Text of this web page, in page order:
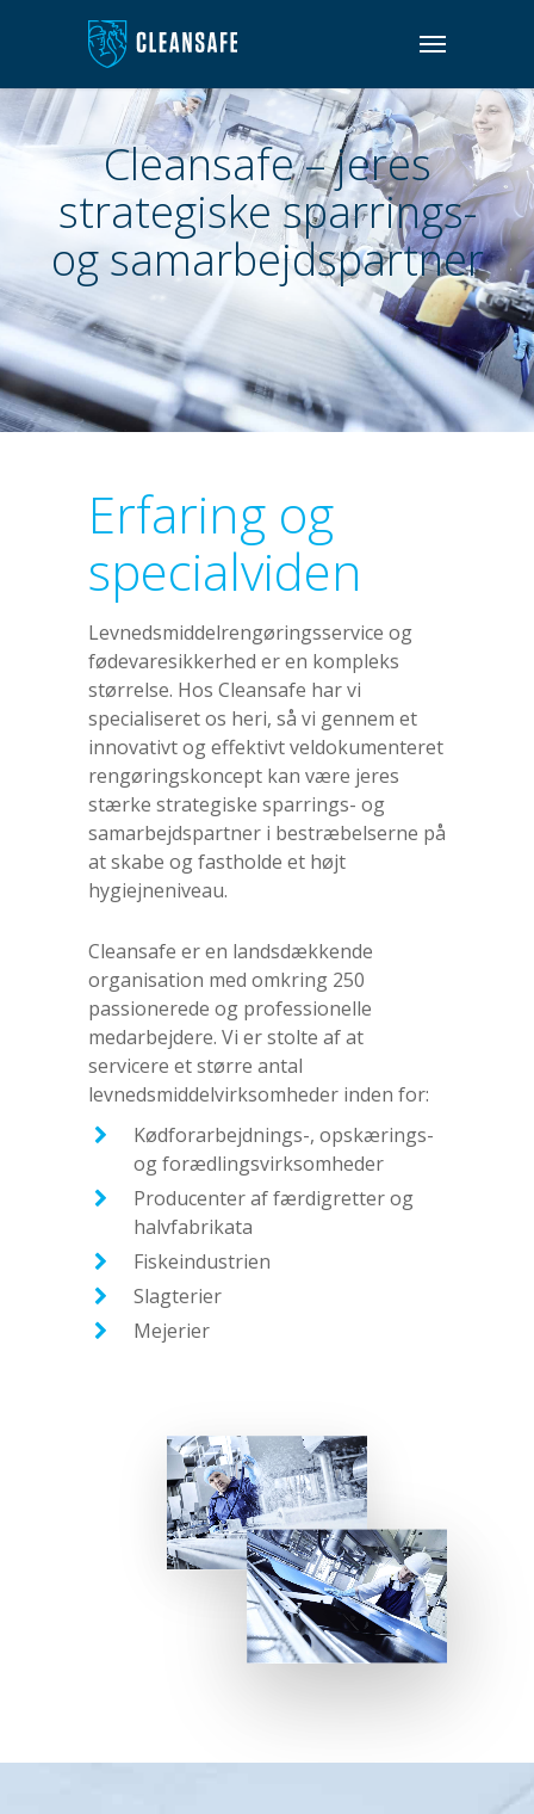
Cleansafe – jeres
strategiske sparrings-
og samarbejdspartner
Erfaring og
specialviden
Levnedsmiddelrengøringsservice og
fødevaresikkerhed er en kompleks
størrelse. Hos Cleansafe har vi
specialiseret os heri, så vi gennem et
innovativt og effektivt veldokumenteret
rengøringskoncept kan være jeres
stærke strategiske sparrings- og
samarbejdspartner i bestræbelserne på
at skabe og fastholde et højt
hygiejneniveau.
Cleansafe er en landsdækkende
organisation med omkring 250
passionerede og professionelle
medarbejdere. Vi er stolte af at
servicere et større antal
levnedsmiddelvirksomheder inden for:
Kødforarbejdnings-, opskærings-
og forædlingsvirksomheder
Producenter af færdigretter og
halvfabrikata
Fiskeindustrien
Slagterier
Mejerier